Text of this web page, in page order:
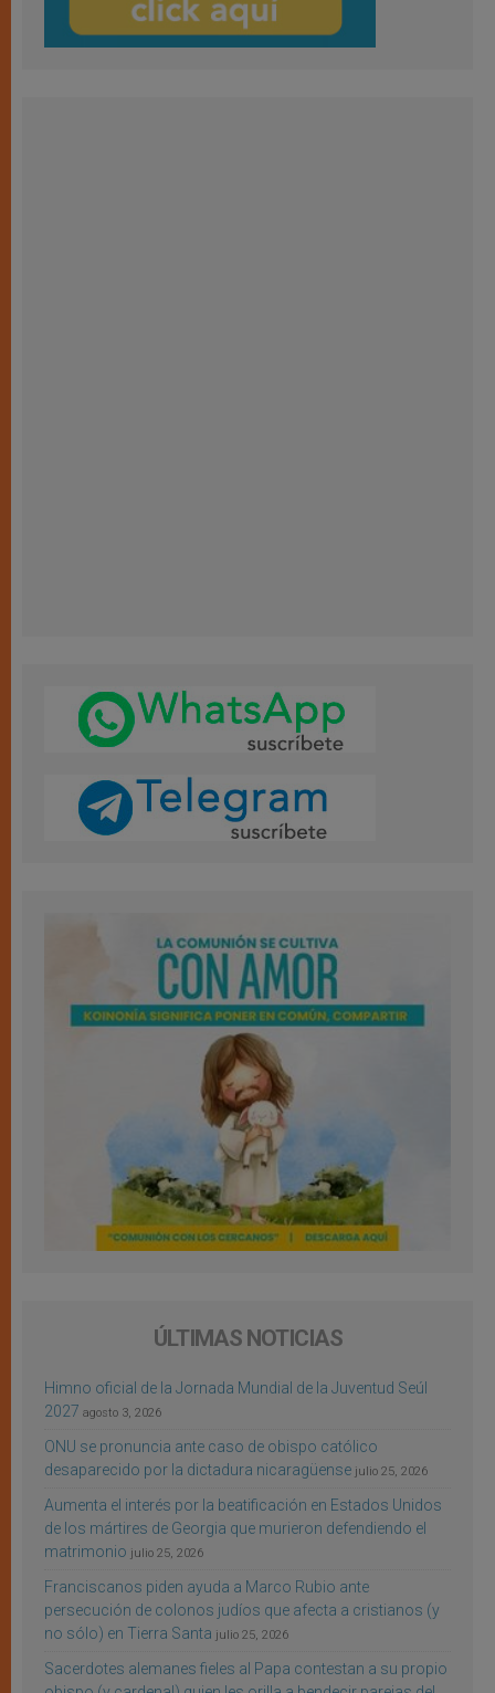
ÚLTIMAS NOTICIAS
Himno oficial de la Jornada Mundial de la Juventud Seúl
2027 agosto 3, 2026
ONU se pronuncia ante caso de obispo católico
desaparecido por la dictadura nicaragüense julio 25, 2026
Aumenta el interés por la beatificación en Estados Unidos
de los mártires de Georgia que murieron defendiendo el
matrimonio julio 25, 2026
Franciscanos piden ayuda a Marco Rubio ante
persecución de colonos judíos que afecta a cristianos (y
no sólo) en Tierra Santa julio 25, 2026
Sacerdotes alemanes fieles al Papa contestan a su propio